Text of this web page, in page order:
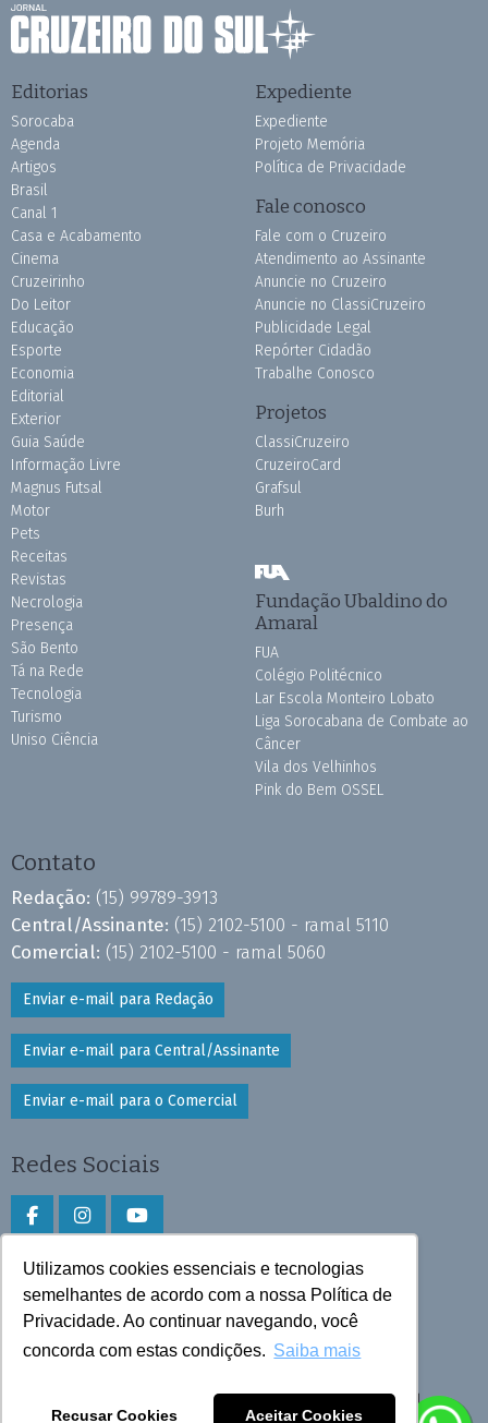
Utilizamos cookies essenciais e tecnologias
semelhantes de acordo com a nossa Política de
Privacidade. Ao continuar navegando, você
concorda com estas condições. Saiba mais
Recusar Cookies Aceitar Cookies
Editorias
Sorocaba
Agenda
Artigos
Brasil
Canal 1
Casa e Acabamento
Cinema
Cruzeirinho
Do Leitor
Educação
Esporte
Economia
Editorial
Exterior
Guia Saúde
Informação Livre
Magnus Futsal
Motor
Pets
Receitas
Revistas
Necrologia
Presença
São Bento
Tá na Rede
Tecnologia
Turismo
Uniso Ciência
Expediente
Expediente
Projeto Memória
Política de Privacidade
Fale conosco
Fale com o Cruzeiro
Atendimento ao Assinante
Anuncie no Cruzeiro
Anuncie no ClassiCruzeiro
Publicidade Legal
Repórter Cidadão
Trabalhe Conosco
Projetos
ClassiCruzeiro
CruzeiroCard
Grafsul
Burh
Fundação Ubaldino do
Amaral
FUA
Colégio Politécnico
Lar Escola Monteiro Lobato
Liga Sorocabana de Combate ao
Câncer
Vila dos Velhinhos
Pink do Bem OSSEL
Contato
Redação: (15) 99789-3913
Central/Assinante: (15) 2102-5100 - ramal 5110
Comercial: (15) 2102-5100 - ramal 5060
Enviar e-mail para Redação
Enviar e-mail para Central/Assinante
Enviar e-mail para o Comercial
Redes Sociais
Faça download do aplicativo
Play Store e App Store
Todos os direitos reservados © 2025 Cruzeiro do Sul